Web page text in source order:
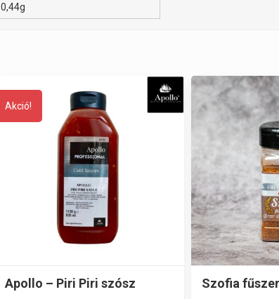
0,44g
Akció!
Apollo – Piri Piri szósz Szofia